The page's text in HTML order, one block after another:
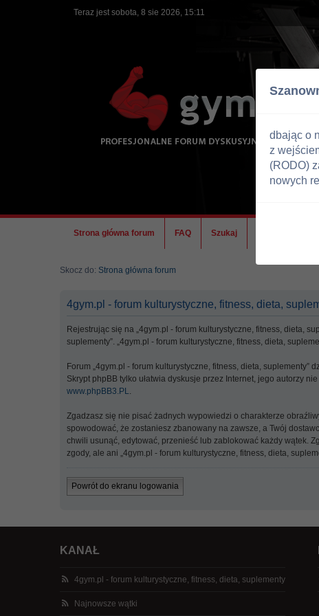
Teraz jest sobota, 8 sie 2026, 15:11
Strona główna forum FAQ Szukaj
Skocz do: Strona główna forum
4gym.pl - forum kulturystyczne, fitness, dieta,
Rejestrując się na „4gym.pl - forum kulturystyczne, fitness, dieta,
suplementy”. „4gym.pl - forum kulturystyczne, fitness, dieta,
Forum „4gym.pl - forum kulturystyczne, fitness, dieta, suplementy”
Skrypt phpBB tylko ułatwia dyskusje przez Internet, jego autorzy
www.phpBB3.PL.
Zgadzasz się nie pisać żadnych wypowiedzi o charakterze
spowodować, że zostaniesz zbanowany na zawsze, a Twój
chwili usunąć, edytować, przenieść lub zablokować każdy wątek.
zgody, ale ani „4gym.pl - forum kulturystyczne, fitness, dieta,
Powrót do ekranu logowania
KANAŁ
4gym.pl - forum kulturystyczne, fitness, dieta, suplementy
Najnowsze wątki
dbając o
z
(RODO)
nowych